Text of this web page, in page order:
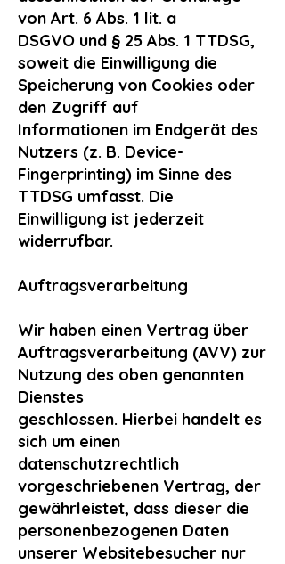
von Art. 6 Abs. 1 lit. a
DSGVO und § 25 Abs. 1 TTDSG,
soweit die Einwilligung die
Speicherung von Cookies oder
den Zugriff auf
Informationen im Endgerät des
Nutzers (z. B. Device-
Fingerprinting) im Sinne des
TTDSG umfasst. Die
Einwilligung ist jederzeit
widerrufbar.
Auftragsverarbeitung
Wir haben einen Vertrag über
Auftragsverarbeitung (AVV) zur
Nutzung des oben genannten
Dienstes
geschlossen. Hierbei handelt es
sich um einen
datenschutzrechtlich
vorgeschriebenen Vertrag, der
gewährleistet, dass dieser die
personenbezogenen Daten
unserer Websitebesucher nur